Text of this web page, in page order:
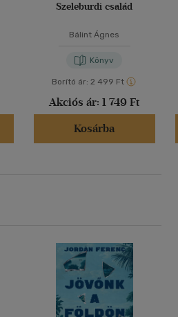
Szeleburdi család
Bálint Ágnes
Könyv
Borító ár: 2 499 Ft
Akciós ár: 1 749 Ft
Kosárba